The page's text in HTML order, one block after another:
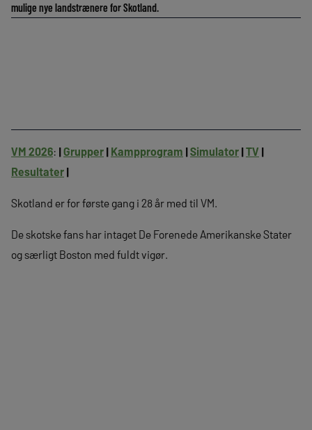
mulige nye landstrænere for Skotland.
VM 2026: |Grupper | Kampprogram |Simulator |TV |
Resultater |
Skotland er for første gang i 28 år med til VM.
De skotske fans har intaget De Forenede Amerikanske Stater
og særligt Boston med fuldt vigør.